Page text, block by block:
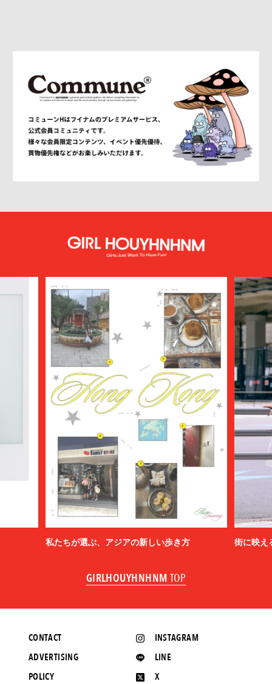
私たちが選ぶ、アジアの新しい歩き方 街に映え
GIRLHOUYHNHNM TOP
INSTAGRAM
LINE
X
CONTACT
ADVERTISING
POLICY